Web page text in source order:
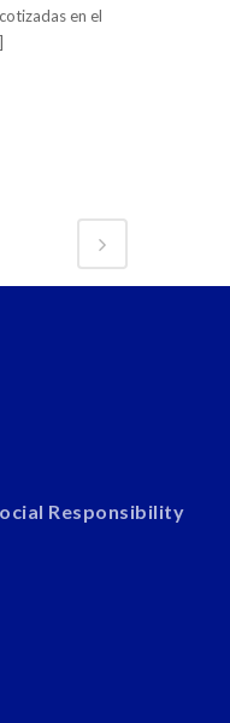
en el
Responsibility